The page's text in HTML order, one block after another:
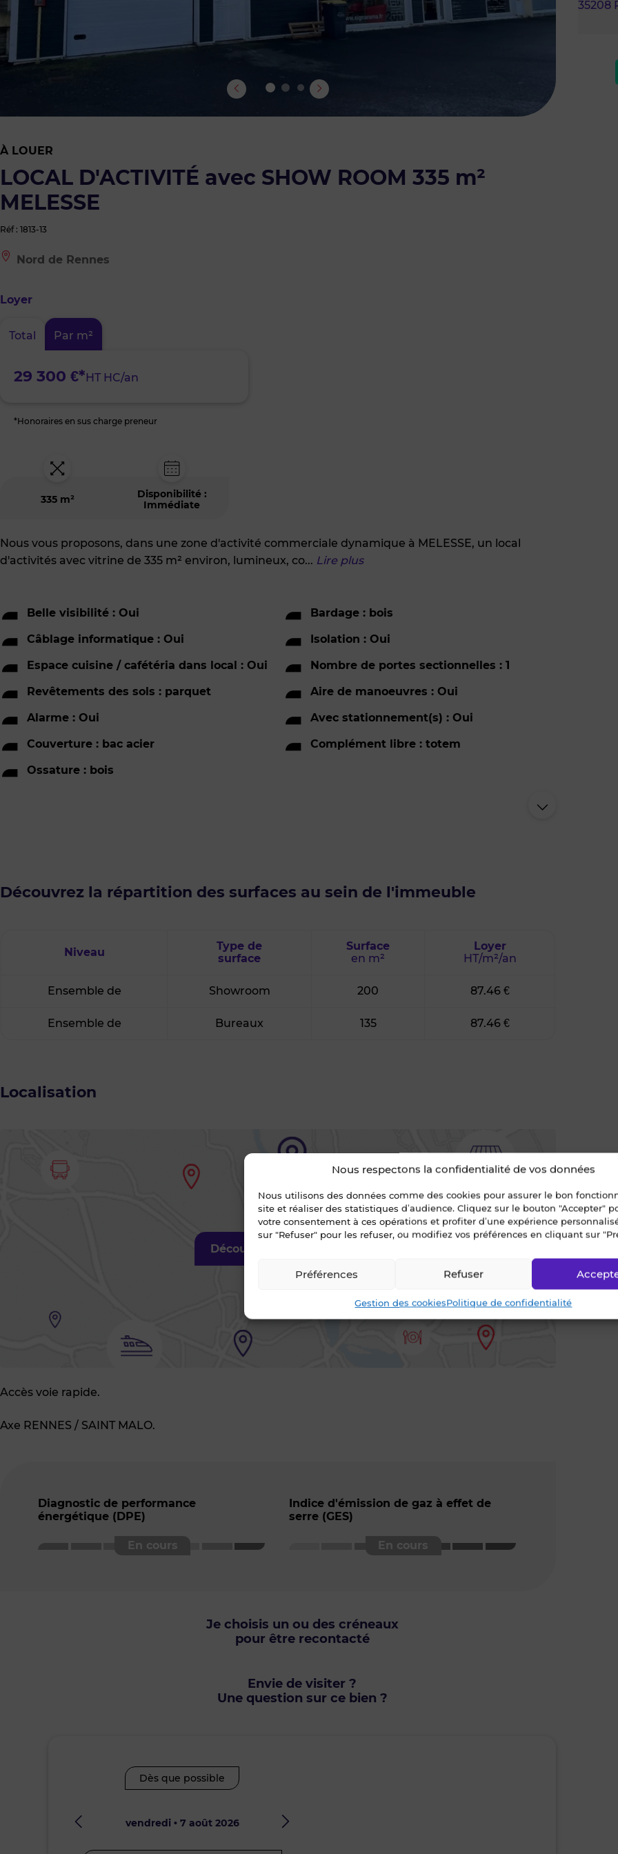
Nous respectons la confidentialité de vos données
Nous utilisons des données comme des cookies pour assurer le bon
site et réaliser des statistiques d’audience. Cliquez sur le bouton "Accepter"
votre consentement à ces opérations et profiter d’une expérience
sur "Refuser" pour les refuser, ou modifiez vos préférences en cliquant sur
Refuser
Préférences
Gestion des cookiesPolitique de confidentialité
À LOUER
LOCAL D'ACTIVITÉ avec SHOW ROOM 335 m²
MELESSE
Réf : 1813-13
Le
bien
à
de
Rennes
Nord de Rennes
Loyer
Total Par m²
29 300 €*HT HC/an
*Honoraires en sus charge preneur
335 m²
Disponibilité :
Immédiate
Nous vous proposons, dans une zone d'activité commerciale dynamique à MELESSE, un local
d'activités avec vitrine de 335 m² environ, lumineux, co... Lire plus
Belle visibilité : Oui
Câblage informatique : Oui
Espace cuisine / cafétéria dans local : Oui
Revêtements des sols : parquet
Alarme : Oui
Couverture : bac acier
Ossature : bois
Bardage : bois
Isolation : Oui
Nombre de portes sectionnelles : 1
Aire de manoeuvres : Oui
Avec stationnement(s) : Oui
Complément libre : totem
Découvrez la répartition des surfaces au sein de l'immeuble
Niveau
Type de
surface
Surface
en m²
Loyer
HT/m²/an
Ensemble de Showroom 200 87.46 €
Ensemble de Bureaux 135 87.46 €
Localisation
Découvrir les alentours
Accès voie rapide.
Axe RENNES / SAINT MALO.
Diagnostic de performance
énergétique (DPE)
Indice d'émission de gaz à effet de
serre (GES)
35208
Je choisis un ou des créneaux
pour être recontacté
Envie de visiter ?
Une question sur ce bien ?
Dès que possible
vendredi • 7 août 2026